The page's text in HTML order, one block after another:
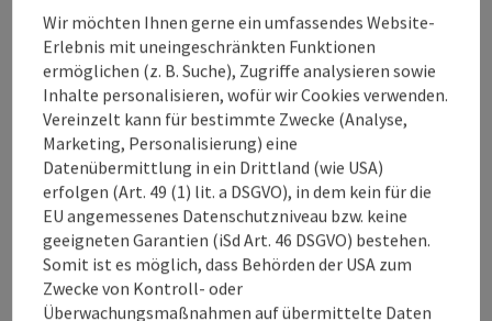
Barrierefreiheit
Beitrag merken
zum Merkzettel
PDF erstellen
In der Nähe
Wir möchten Ihnen gerne ein umfassendes Website-
Erlebnis mit uneingeschränkten Funktionen
ermöglichen (z. B. Suche), Zugriffe analysieren sowie
Inhalte personalisieren, wofür wir Cookies verwenden.
Vereinzelt kann für bestimmte Zwecke (Analyse,
Marketing, Personalisierung) eine
Datenübermittlung in ein Drittland (wie USA)
erfolgen (Art. 49 (1) lit. a DSGVO), in dem kein für die
EU angemessenes Datenschutzniveau bzw. keine
geeigneten Garantien (iSd Art. 46 DSGVO) bestehen.
Somit ist es möglich, dass Behörden der USA zum
Zwecke von Kontroll- oder
Überwachungsmaßnahmen auf übermittelte Daten